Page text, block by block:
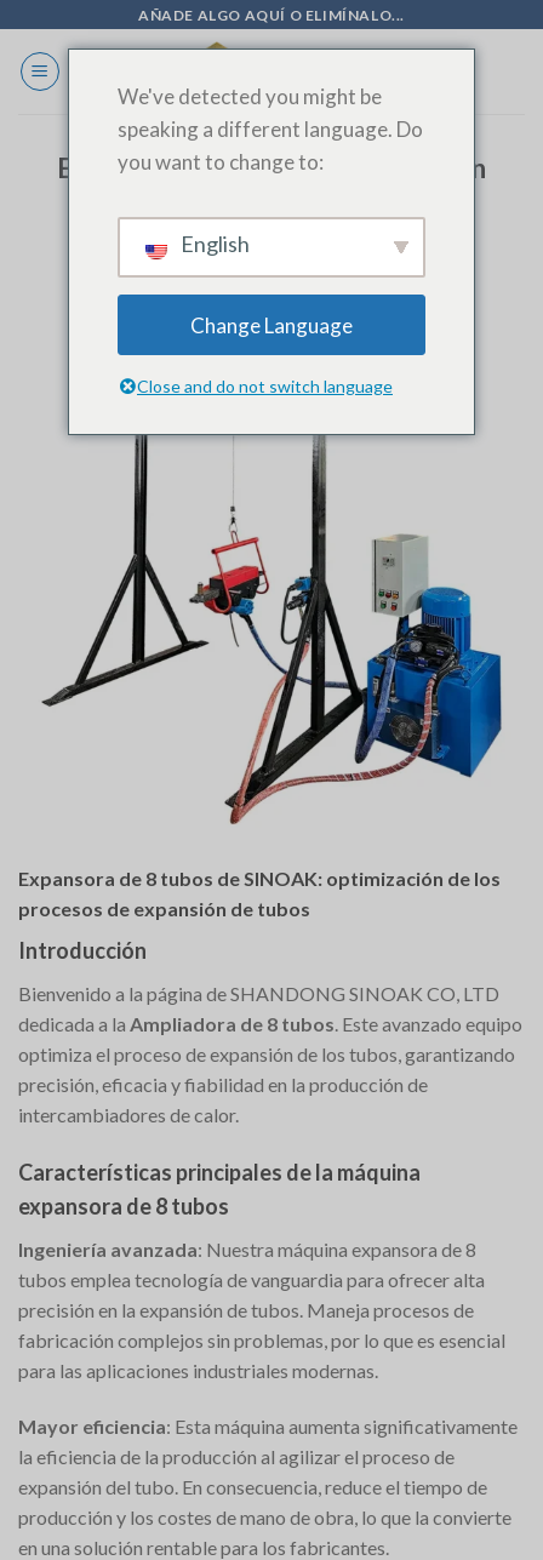
contenido
AÑADE ALGO AQUÍ O ELIMÍNALO...
Eficiencia redefinida: La revolución
tubos de SINOAK
Expansora de 8 tubos de SINOAK: optimización de los
procesos de expansión de tubos
Introducción
Bienvenido a la página de SHANDONG SINOAK CO, LTD
dedicada a la Ampliadora de 8 tubos. Este avanzado equipo
optimiza el proceso de expansión de los tubos, garantizando
precisión, eficacia y fiabilidad en la producción de
intercambiadores de calor.
Características principales de la máquina
expansora de 8 tubos
Ingeniería avanzada: Nuestra máquina expansora de 8
tubos emplea tecnología de vanguardia para ofrecer alta
precisión en la expansión de tubos. Maneja procesos de
fabricación complejos sin problemas, por lo que es esencial
para las aplicaciones industriales modernas.
Mayor eficiencia: Esta máquina aumenta significativamente
la eficiencia de la producción al agilizar el proceso de
expansión del tubo. En consecuencia, reduce el tiempo de
producción y los costes de mano de obra, lo que la convierte
en una solución rentable para los fabricantes.
We've detected you might be
speaking a different language. Do
you want to change to:
English
Change Language
Close and do not switch language